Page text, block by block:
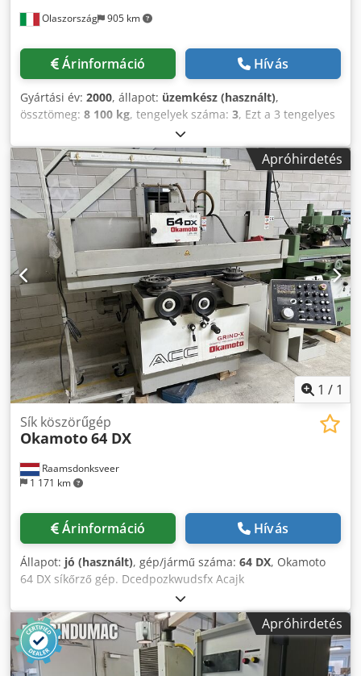
Olaszország 905 km
Árinformáció Hívás
Gyártási év: 2000, állapot: üzemkész (használt),
össztömeg: 8 100 kg, tengelyek száma: 3, Ezt a 3 tengelyes
ROSA ERMANDO STEEL 11.7 CN-t 2000-ben gyártották. ECS
2401 vezérlőrendszerrel, 1000 x 750 mm-es csiszolható
mérettel és 600 mm-es csiszolási magassággal rendelkezik.
A gép akár 1400 kg asztali terhelést is elbír, és 1-38 m/perc
hosszirányú sebességet kínál. Fontolja meg a lehetőséget,
hogy megvásárolja ezt a ROSA ERMANDO STEEL 11.7 CN
felületcsiszoló gépet. Vegye fel velünk a kapcsolatot, ha
további információkat szeretne kapni erről a gépről. •
Csiszolható méret: 1.000 x 750 mm • Keresztirányú
elmozdulás: 750 mm • Hosszirányú elmozdulás: 1 000 mm
Djdjygl Hzepfx Acasck • Csiszolási magasság: 600 mm •
Hosszirányú sebesség: 1-38 m/perc • Használható
asztalfelület: 1.100 x 500 mm • Megengedett asztali
terhelés: 1,400 kg • Kerékméretek: Ø 400 x 30 mm • Forgási
sebesség: 1.450 fordulat/perc
Apróhirdetés
1 / 1
Raamsdonksveer
1 171 km
Sík köszörűgép
Okamoto64 DX
Árinformáció Hívás
Állapot: jó (használt), gép/jármű száma: 64 DX, Okamoto
64 DX síkőrző gép. Dcedpozkwudsfx Acajk
Apróhirdetés